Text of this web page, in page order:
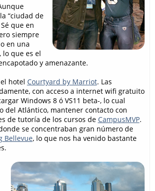
“ciudad de
que en
siempre
en una
lo que es el
y amenazante.
hotel Courtyard by Marriot. Las
con acceso a internet wifi gratuito
Windows 8 ó VS11 beta-, lo cual
Atlántico, mantener contacto con
de tutoría de los cursos de CampusMVP.
se concentraban gran número de
Bellevue, lo que nos ha venido bastante